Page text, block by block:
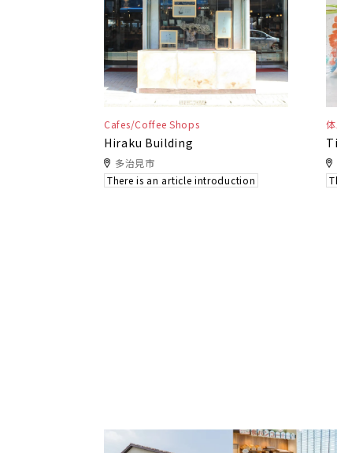
Cafes/Coffee Shops
Hiraku Building
多治見市
There is an article introduction